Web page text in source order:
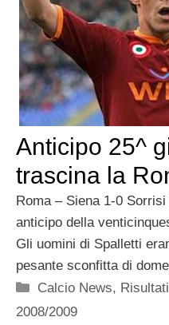
Anticipo 25^
trascina la
Roma – Siena 1-0
anticipo della
Gli uomini di Spalletti
pesante sconfitta di
Categorie
Calcio News,
2008/2009